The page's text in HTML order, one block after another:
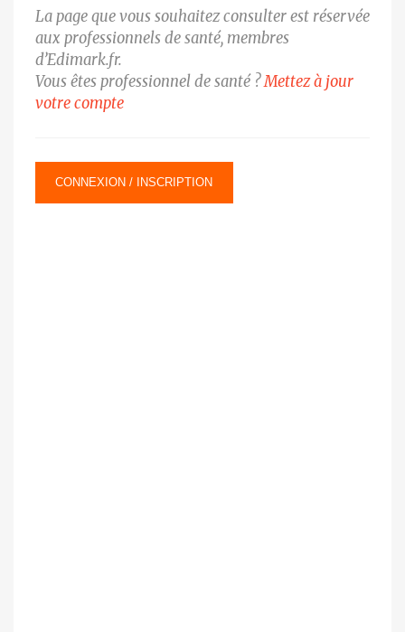
La page que vous souhaitez consulter est réservée
aux professionnels de santé, membres
d’Edimark.fr.
Vous êtes professionnel de santé ?Mettez à jour
votre compte
CONNEXION / INSCRIPTION